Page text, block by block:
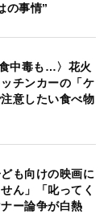
の事情”
中毒も…〉花火
チンカーの「ケ
意したい食べ物
も向けの映画に
ん」「叱ってく
ー論争が白熱